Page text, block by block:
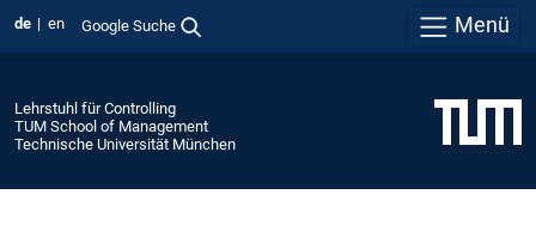
de en Google Suche Menü
Lehrstuhl für Controlling
TUM School of Management
Technische Universität München